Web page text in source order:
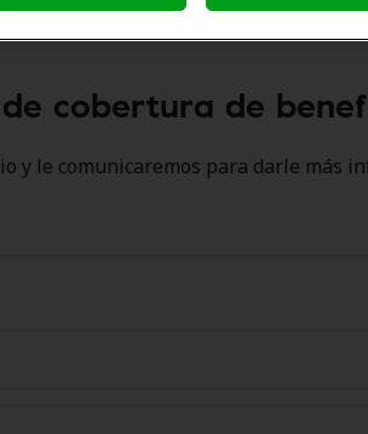
cobertura de
y le comunicaremos para darle más